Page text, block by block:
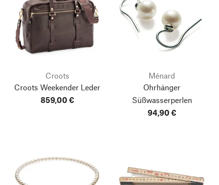
Croots
Croots Weekender Leder
859,00 €
Ménard
Ohrhänger
Süßwasserperlen
94,90 €